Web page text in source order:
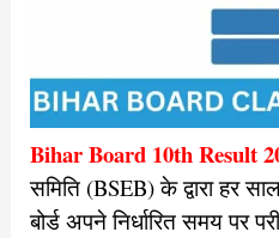
Bihar Board 10th Result
समिति (BSEB) के द्वारा हर
बोर्ड अपने निर्धारित समय पर